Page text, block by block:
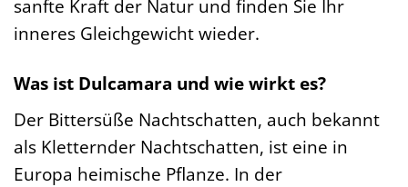
sanfte Kraft der Natur und finden Sie Ihr
inneres Gleichgewicht wieder.
Was ist Dulcamara und wie wirkt es?
Der Bittersüße Nachtschatten, auch bekannt
als Kletternder Nachtschatten, ist eine in
Europa heimische Pflanze. In der